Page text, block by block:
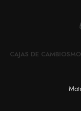
CAJAS DE CAMBIOS